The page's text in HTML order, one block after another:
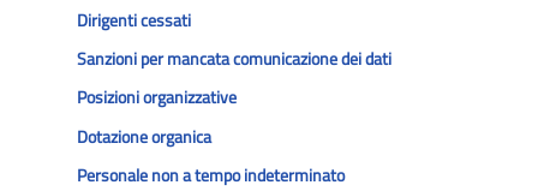
Dirigenti cessati
Sanzioni per mancata comunicazione dei dati
Posizioni organizzative
Dotazione organica
Personale non a tempo indeterminato